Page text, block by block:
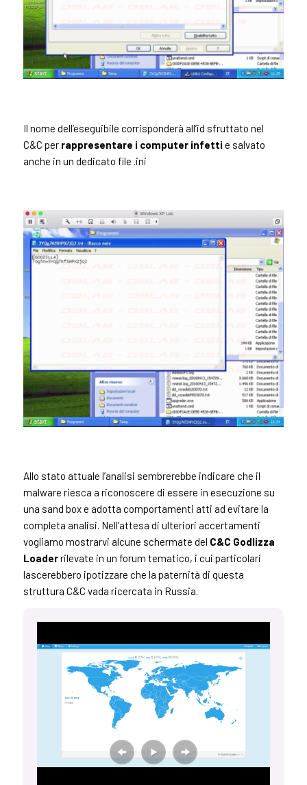
Il nome dell’eseguibile corrisponderà all’id sfruttato nel
C&C per rappresentare i computer infettie salvato
anche in un dedicato file .ini
Allo stato attuale l’analisi sembrerebbe indicare che il
malware riesca a riconoscere di essere in esecuzione su
una sand box e adotta comportamenti atti ad evitare la
completa analisi. Nell’attesa di ulteriori accertamenti
vogliamo mostrarvi alcune schermate del C&C Godlizza
Loaderrilevate in un forum tematico, i cui particolari
lascerebbero ipotizzare che la paternità di questa
struttura C&C vada ricercata in Russia.